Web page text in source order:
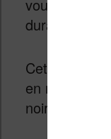
vous aurez
durant de
Cette
en matière
noir et blanc.